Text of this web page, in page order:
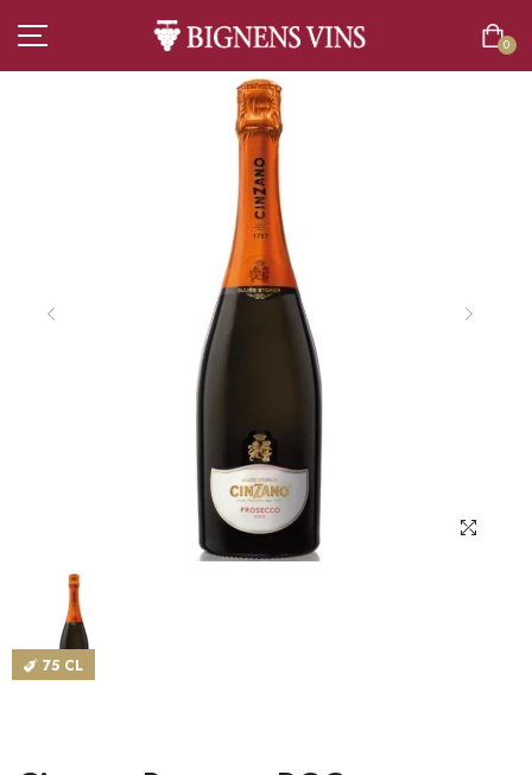
0
VINS
BOISSONS SANS ALCOOL
CATALOGUES
MAGASINS
CONTACT
75 CL